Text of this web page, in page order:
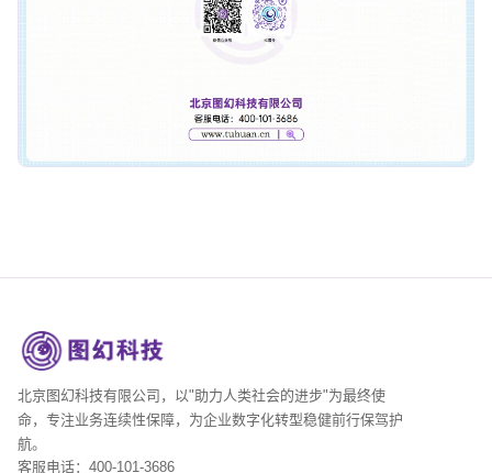
北京图幻科技有限公司，以"助力人类社会的进步"为最终使
命，专注业务连续性保障，为企业数字化转型稳健前行保驾护
航。
客服电话：400-101-3686